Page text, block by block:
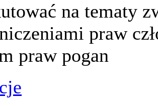
na tematy
praw
praw pogan